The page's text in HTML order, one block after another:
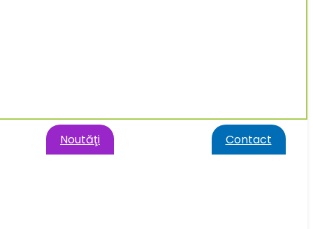
Noutăţi Contact